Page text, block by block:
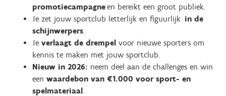
promotiecampagneen bereikt een groot publiek.
Je zet jouw sportclub letterlijk en figuurlijk in de
schijnwerpers.
Je verlaagt de drempel voor nieuwe sporters om
kennis te maken met jouw sportclub.
Nieuw in 2026: neem deel aan de challenges en win
een waardebon van €1.000 voor sport- en
spelmateriaal.